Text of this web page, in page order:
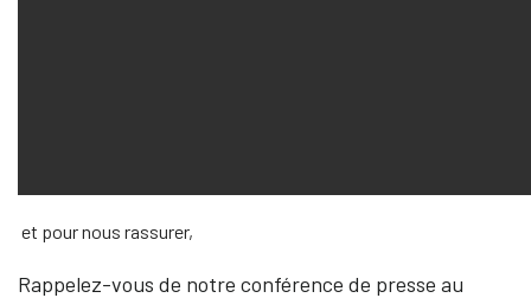
et pour nous rassurer,
Rappelez-vous de notre conférence de presse au